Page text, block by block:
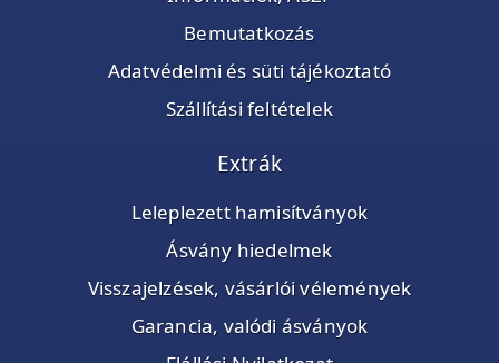
Bemutatkozás
Adatvédelmi és süti tájékoztató
Szállítási feltételek
Extrák
Leleplezett hamisítványok
Ásvány hiedelmek
Visszajelzések, vásárlói vélemények
Garancia, valódi ásványok